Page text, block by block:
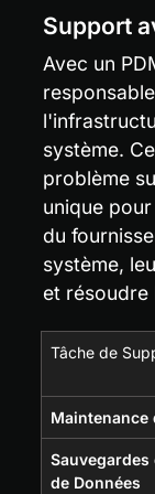
Support
Avec un
système.
problème
unique
du
système,
et résoudre
Tâche de
Maintenance
Sauvegardes
de Données